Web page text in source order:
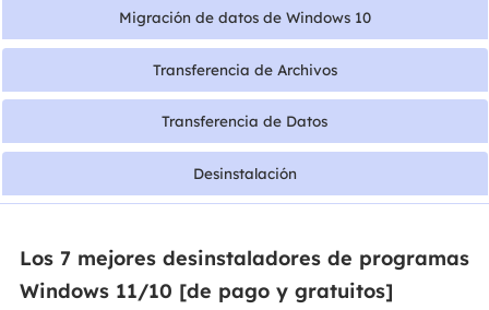
Migración de datos de Windows 10
Transferencia de Archivos
Transferencia de Datos
Desinstalación
Los 7 mejores desinstaladores de programas
Windows 11/10 [de pago y gratuitos]